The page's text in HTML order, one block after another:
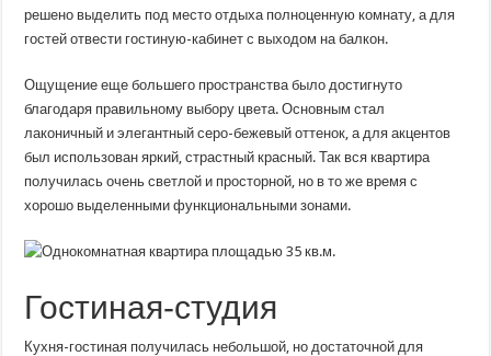
решено выделить под место отдыха полноценную комнату, а для
гостей отвести гостиную-кабинет с выходом на балкон.
Ощущение еще большего пространства было достигнуто
благодаря правильному выбору цвета. Основным стал
лаконичный и элегантный серо-бежевый оттенок, а для акцентов
был использован яркий, страстный красный. Так вся квартира
получилась очень светлой и просторной, но в то же время с
хорошо выделенными функциональными зонами.
Гостиная-студия
Кухня-гостиная получилась небольшой, но достаточной для